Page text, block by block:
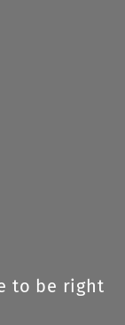
to be right